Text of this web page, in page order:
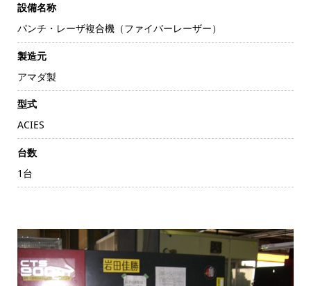
設備名称
パンチ・レーザ複合機（ファイバーレーザー）
製造元
アマダ製
型式
ACIES
台数
1台